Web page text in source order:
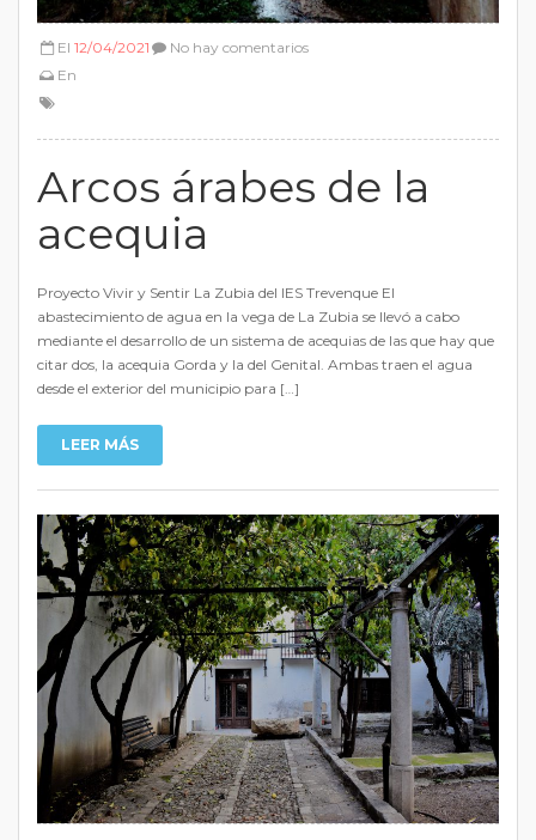
El 12/04/2021
En
No hay comentarios
Arcos árabes de la
acequia
Proyecto Vivir y Sentir La Zubia del IES Trevenque El
abastecimiento de agua en la vega de La Zubia se llevó a cabo
mediante el desarrollo de un sistema de acequias de las que hay que
citar dos, la acequia Gorda y la del Genital. Ambas traen el agua
desde el exterior del municipio para […]
LEER MÁS